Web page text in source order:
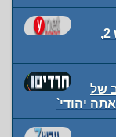
רוכב אופנוע התנגש ברכב עומד בכביש 2,
של
יהודי`